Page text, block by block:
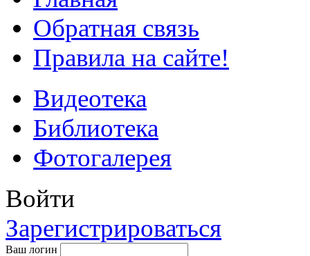
Обратная связь
Правила на сайте!
Видеотека
Библиотека
Фотогалерея
Войти
Зарегистрироваться
Ваш логин